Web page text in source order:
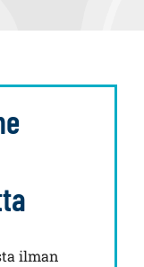
ilman